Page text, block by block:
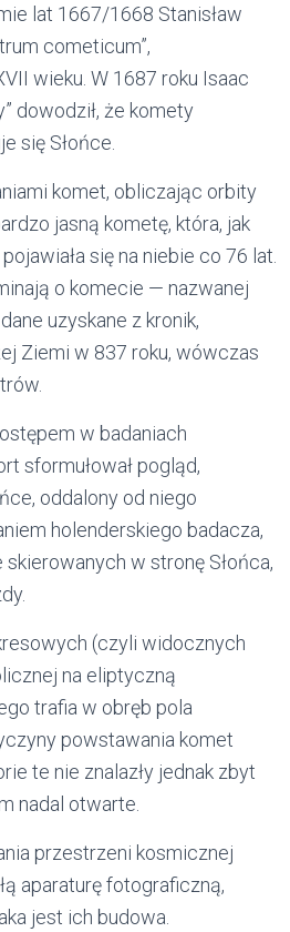
lat 1667/1668 Stanisław
cometicum”,
wieku. W 1687 roku Isaac
dowodził, że komety
się Słońce.
komet, obliczając orbity
jasną kometę, która, jak
się na niebie co 76 lat.
o komecie — nazwanej
uzyskane z kronik,
Ziemi w 837 roku, wówczas
w badaniach
sformułował pogląd,
oddalony od niego
holenderskiego badacza,
w stronę Słońca,
(czyli widocznych
na eliptyczną
trafia w obręb pola
powstawania komet
te nie znalazły jednak zbyt
nadal otwarte.
przestrzeni kosmicznej
aparaturę fotograficzną,
jest ich budowa.